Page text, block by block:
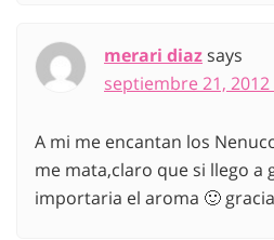
merari diazsays
septiembre 21,
A mi me encantan los
me mata,claro que si llego a
importaria el aroma 🙂